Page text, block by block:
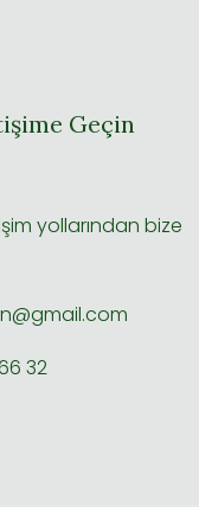
Geçin
yollarından bize
32